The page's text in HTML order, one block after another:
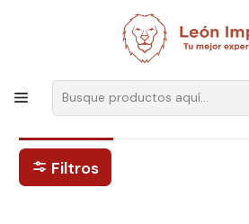
Envíos GRATIS
Cocina Electrodomésticos
Electrodomésticos
Filtros